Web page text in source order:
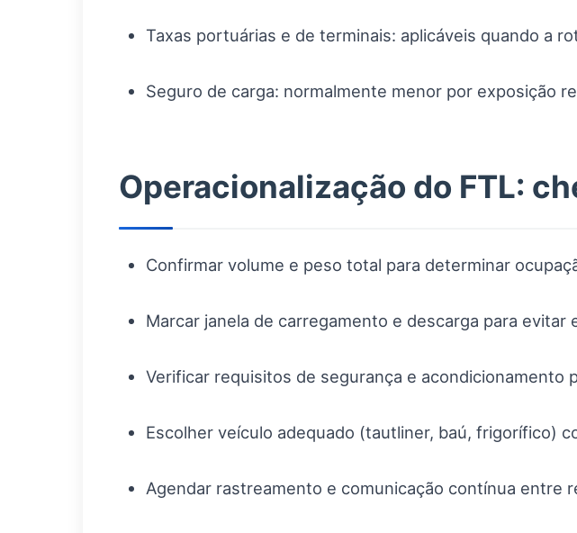
Taxas portuárias e de terminais: aplicáveis quando a
Seguro de carga: normalmente menor por exposição
Operacionalização do FTL:
Confirmar volume e peso total para determinar
Marcar janela de carregamento e descarga para evitar
Verificar requisitos de segurança e acondicionamento
Escolher veículo adequado (tautliner, baú, frigorífico)
Agendar rastreamento e comunicação contínua entre